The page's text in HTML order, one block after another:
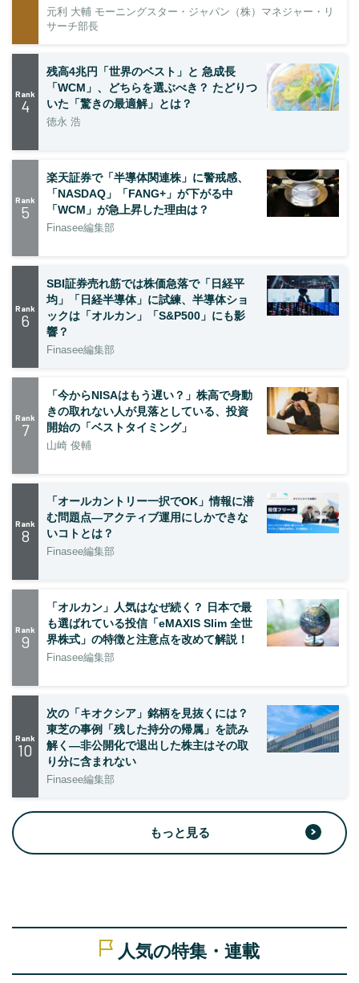
元利 大輔 モーニングスター・ジャパン（株）マネジャー・リ
サーチ部長
Rank
4
残高4兆円「世界のベスト」と 急成長
「WCM」、どちらを選ぶべき？ たどりつ
いた「驚きの最適解」とは？
徳永 浩
Rank
5
楽天証券で「半導体関連株」に警戒感、
「NASDAQ」「FANG+」が下がる中
「WCM」が急上昇した理由は？
Finasee編集部
Rank
6
SBI証券売れ筋では株価急落で「日経平
均」「日経半導体」に試練、半導体ショ
ックは「オルカン」「S&P500」にも影
響？
Finasee編集部
Rank
7
「今からNISAはもう遅い？」株高で身動
きの取れない人が見落としている、投資
開始の「ベストタイミング」
山崎 俊輔
Rank
8
「オールカントリー一択でOK」情報に潜
む問題点―アクティブ運用にしかできな
いコトとは？
Finasee編集部
Rank
9
「オルカン」人気はなぜ続く？ 日本で最
も選ばれている投信「eMAXIS Slim 全世
界株式」の特徴と注意点を改めて解説！
Finasee編集部
Rank
10
次の「キオクシア」銘柄を見抜くには？
東芝の事例「残した持分の帰属」を読み
解く—非公開化で退出した株主はその取
り分に含まれない
Finasee編集部
もっと見る
人気の特集・連載